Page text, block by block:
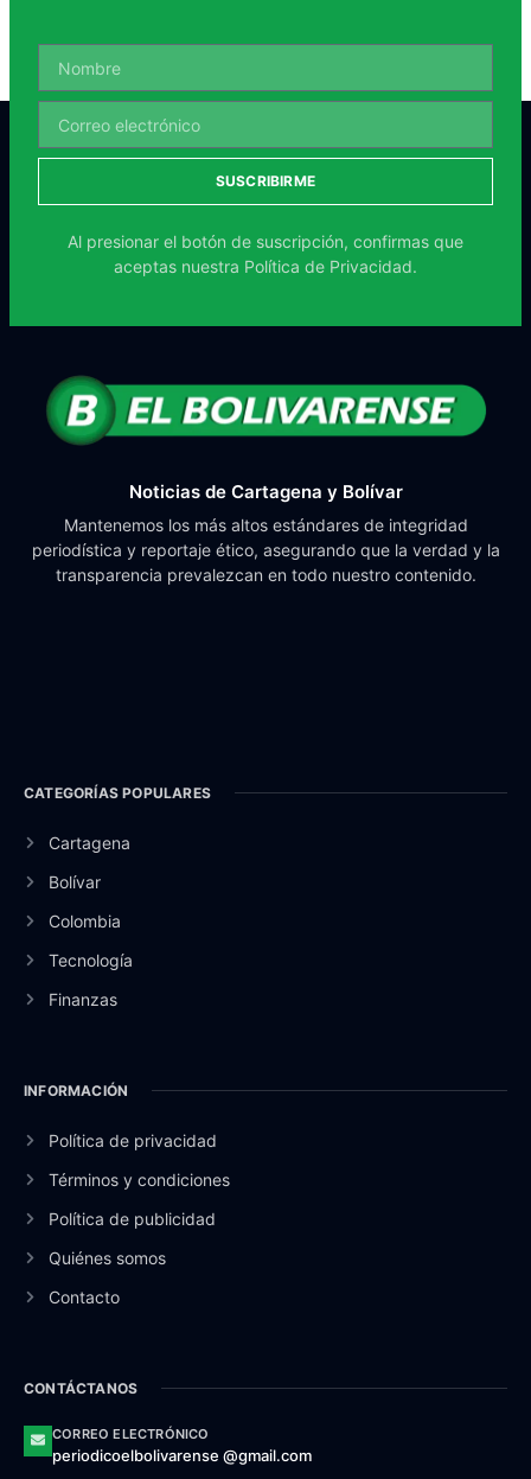
SUSCRIBIRME
Al presionar el botón de suscripción, confirmas que
aceptas nuestra Política de Privacidad.
Noticias de Cartagena y Bolívar
Mantenemos los más altos estándares de integridad
periodística y reportaje ético, asegurando que la verdad y la
transparencia prevalezcan en todo nuestro contenido.
CATEGORÍAS POPULARES
Cartagena
Bolívar
Colombia
Tecnología
Finanzas
INFORMACIÓN
Política de privacidad
Términos y condiciones
Política de publicidad
Quiénes somos
Contacto
CONTÁCTANOS
CORREO ELECTRÓNICO
periodicoelbolivarense @gmail.com